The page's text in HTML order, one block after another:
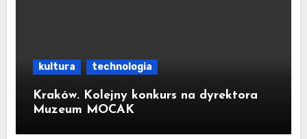
kultura technologia
Kraków. Kolejny konkurs na dyrektora
Muzeum MOCAK